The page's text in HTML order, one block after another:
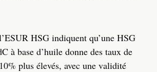
HSG indiquent qu’une HSG
à base d’huile donne des taux de
plus élevés, avec une validité